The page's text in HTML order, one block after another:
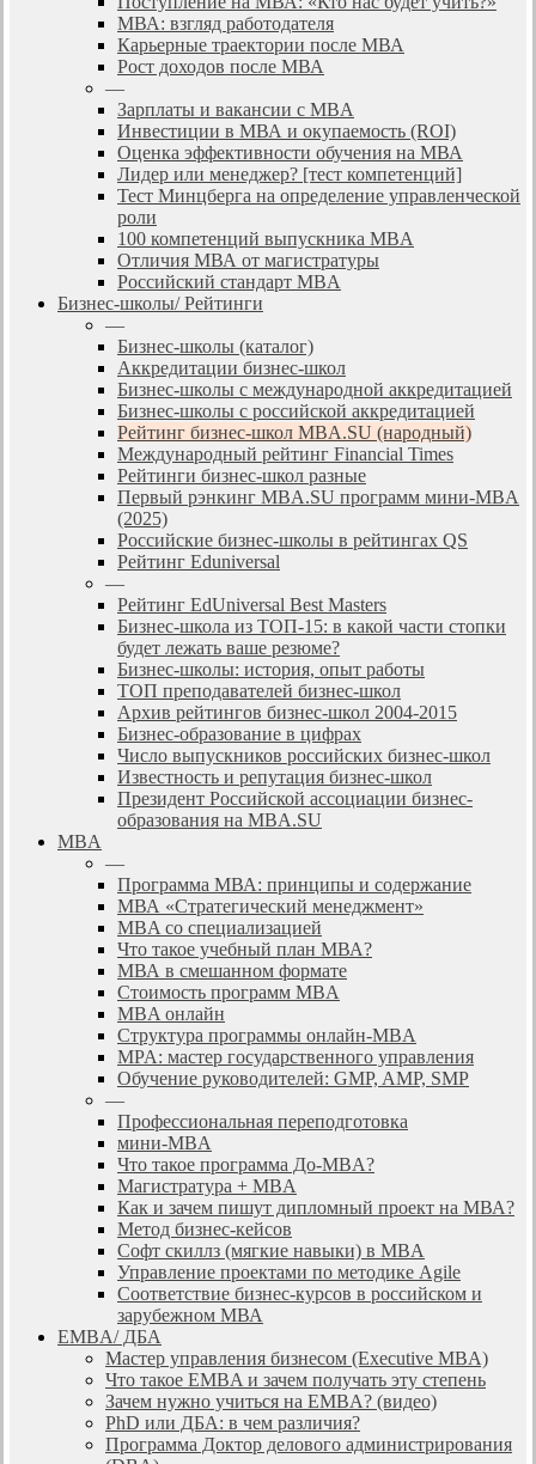
МВА: взгляд работодателя
Карьерные траектории после МВА
Рост доходов после МВА
—
Зарплаты и вакансии с MBA
Инвестиции в МВА и окупаемость (ROI)
Оценка эффективности обучения на МВА
Лидер или менеджер? [тест компетенций]
Тест Минцберга на определение управленческой
роли
100 компетенций выпускника MBA
Отличия МВА от магистратуры
Российский стандарт MBA
Бизнес-школы/ Рейтинги
—
Бизнес-школы (каталог)
Аккредитации бизнес-школ
Бизнес-школы с международной аккредитацией
Бизнес-школы с российской аккредитацией
Рейтинг бизнес-школ MBA.SU (народный)
Международный рейтинг Financial Times
Рейтинги бизнес-школ разные
Первый рэнкинг MBA.SU программ мини-MBA
(2025)
Российские бизнес-школы в рейтингах QS
Рейтинг Eduniversal
—
Рейтинг EdUniversal Best Masters
Бизнес-школа из ТОП-15: в какой части стопки
будет лежать ваше резюме?
Бизнес-школы: история, опыт работы
ТОП преподавателей бизнес-школ
Архив рейтингов бизнес-школ 2004-2015
Бизнес-образование в цифрах
Число выпускников российских бизнес-школ
Известность и репутация бизнес-школ
Президент Российской ассоциации бизнес-
образования на MBA.SU
MBA
—
Программа МВА: принципы и содержание
МВА «Cтратегический менеджмент»
MBA со специализацией
Что такое учебный план МВА?
МВА в смешанном формате
Стоимость программ MBA
MBA онлайн
Cтруктура программы онлайн-MBA
MPA: мастер государственного управления
Обучение руководителей: GMP, AMP, SMP
—
Профессиональная переподготовка
мини-MBA
Что такое программа До-MBA?
Магистратура + MBA
Как и зачем пишут дипломный проект на МВА?
Метод бизнес-кейсов
Софт скиллз (мягкие навыки) в MBA
Управление проектами по методике Agile
Соответствие бизнес-курсов в российском и
зарубежном МВА
EMBA/ ДБA
Мастер управления бизнесом (Executive MBA)
Что такое EMBA и зачем получать эту степень
Зачем нужно учиться на EMBA? (видео)
PhD или ДБА: в чем различия?
Программа Доктор делового администрирования